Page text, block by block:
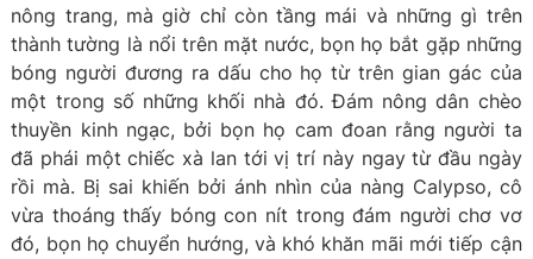
nông trang, mà giờ chỉ còn tầng mái và những gì trên
thành tường là nổi trên mặt nước, bọn họ bắt gặp những
bóng người đương ra dấu cho họ từ trên gian gác của
một trong số những khối nhà đó. Đám nông dân chèo
thuyền kinh ngạc, bởi bọn họ cam đoan rằng người ta
đã phái một chiếc xà lan tới vị trí này ngay từ đầu ngày
rồi mà. Bị sai khiến bởi ánh nhìn của nàng Calypso, cô
vừa thoáng thấy bóng con nít trong đám người chơ vơ
đó, bọn họ chuyển hướng, và khó khăn mãi mới tiếp cận